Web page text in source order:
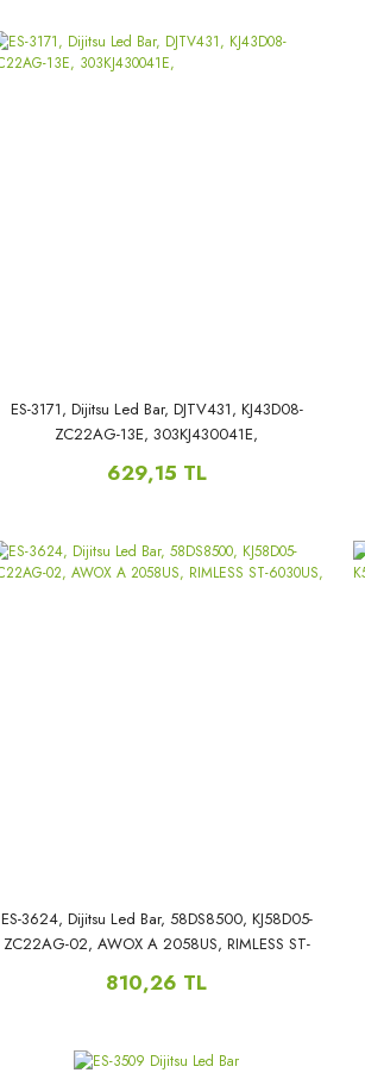
ES-3171, Dijitsu Led Bar, DJTV431, KJ43D08-
ZC22AG-13E, 303KJ430041E,
629,15 TL
ES-3624, Dijitsu Led Bar, 58DS8500, KJ58D05-
ZC22AG-02, AWOX A 2058US, RIMLESS ST-
810,26 TL